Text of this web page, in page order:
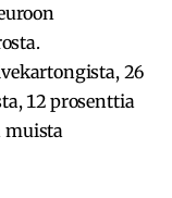
26
12 prosenttia
muista